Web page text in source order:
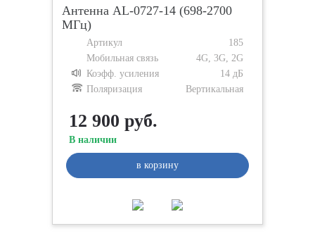
Антенна AL-0727-14 (698-2700
МГц)
Артикул
185
Мобильная связь
4G, 3G, 2G
Коэфф. усиления
14 дБ
Поляризация
Вертикальная
12 900 руб.
В наличии
в корзину